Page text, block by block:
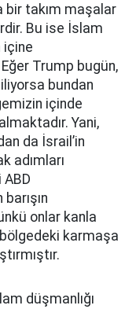
bir takım maşalar
Bu ise İslam
içine
Trump bugün,
bundan
içinde
Yani,
da İsrail’in
adımları
ABD
onlar kanla
karmaşa
düşmanlığı